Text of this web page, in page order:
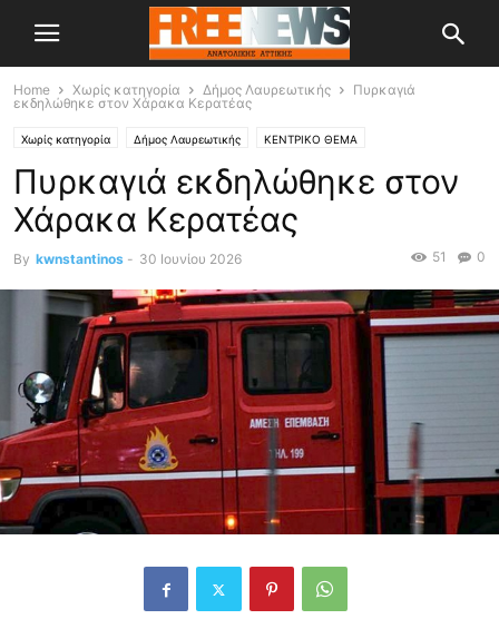
Home Χωρίς κατηγορία Δήμος Λαυρεωτικής
Πυρκαγιά
εκδηλώθηκε στον Χάρακα Κερατέας
Χωρίς κατηγορία Δήμος Λαυρεωτικής ΚΕΝΤΡΙΚΟ ΘΕΜΑ
Πυρκαγιά εκδηλώθηκε στον
Χάρακα Κερατέας
By kwnstantinos - 30 Ιουνίου 2026 0
51